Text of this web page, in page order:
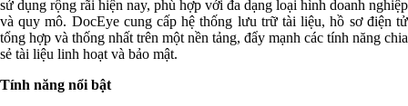
sử dụng rộng rãi hiện nay, phù hợp với đa dạng loại hình doanh nghiệp
và quy mô. DocEye cung cấp hệ thống lưu trữ tài liệu, hồ sơ điện tử
tổng hợp và thống nhất trên một nền tảng, đẩy mạnh các tính năng chia
sẻ tài liệu linh hoạt và bảo mật.
Tính năng nổi bật